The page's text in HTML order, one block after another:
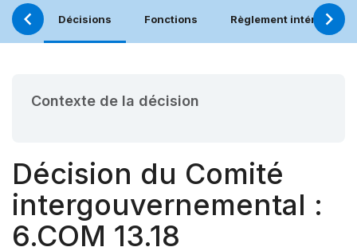
Décisions Fonctions Règlement intérieur
Contexte de la décision
Décision du Comité
intergouvernemental :
6.COM 13.18